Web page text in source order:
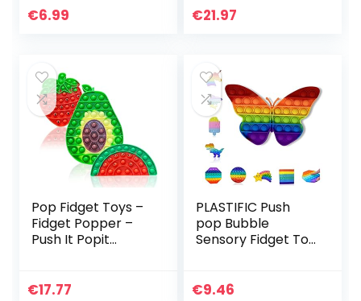
speelgoed, anti-
€6.99
pop sensorische
€21.97
Pop Fidget Toys –
Fidget Popper –
Push It Popit
Poppers
€17.77
PLASTIFIC Push
pop Bubble
Sensory Fidget Toy
Reliever| Angst
€9.46